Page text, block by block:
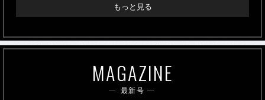
もっと見る
MAGAZINE
最新号